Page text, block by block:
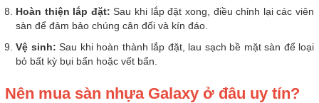
Hoàn thiện lắp đặt: Sau khi lắp đặt xong, điều chỉnh lại các viên
sàn để đảm bảo chúng cân đối và kín đáo.
Vệ sinh: Sau khi hoàn thành lắp đặt, lau sạch bề mặt sàn để loại
bỏ bất kỳ bụi bẩn hoặc vết bẩn.
Nên mua sàn nhựa Galaxy ở đâu uy tín?